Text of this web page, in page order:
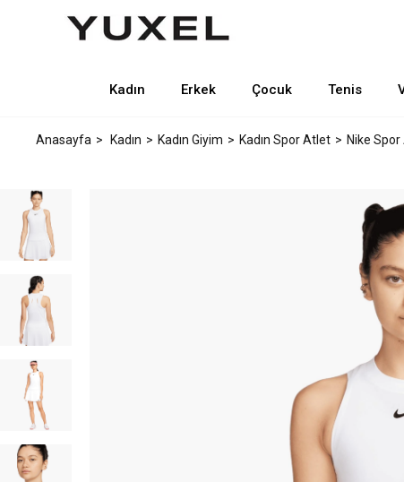
Kadın Erkek Çocuk Tenis
Anasayfa Kadın Kadın Giyim Kadın Spor Atlet Nike